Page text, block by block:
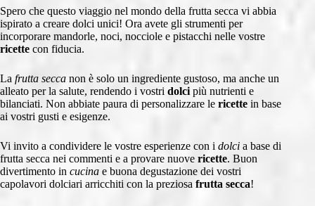
Spero che questo viaggio nel mondo della frutta secca vi abbia
ispirato a creare dolci unici! Ora avete gli strumenti per
incorporare mandorle, noci, nocciole e pistacchi nelle vostre
ricette con fiducia.
La frutta secca non è solo un ingrediente gustoso, ma anche un
alleato per la salute, rendendo i vostri dolci più nutrienti e
bilanciati. Non abbiate paura di personalizzare le ricette in base
ai vostri gusti e esigenze.
Vi invito a condividere le vostre esperienze con i dolci a base di
frutta secca nei commenti e a provare nuove ricette. Buon
divertimento in cucina e buona degustazione dei vostri
capolavori dolciari arricchiti con la preziosa frutta secca!